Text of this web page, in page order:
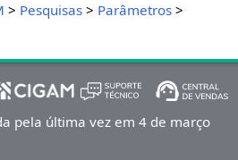
> Pesquisas> Parâmetros>
pela última vez em 4 de março